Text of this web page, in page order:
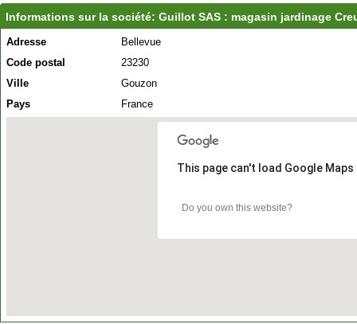
Informations sur la société: Guillot SAS : magasin jardinage
Adresse
Bellevue
Code postal
23230
Ville
Gouzon
Pays
France
This page can't load Google
Do you own this website?